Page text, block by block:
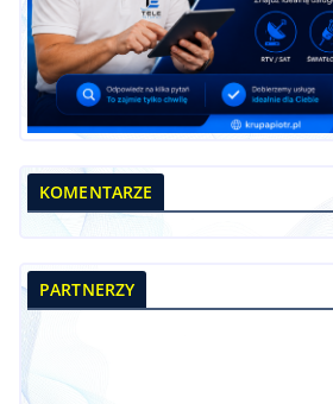
KOMENTARZE
PARTNERZY